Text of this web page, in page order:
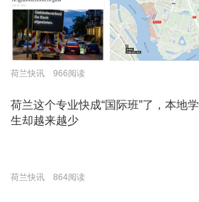
荷兰快讯 966阅读
荷兰这个专业快成“国际班”了，本地学
生却越来越少
荷兰快讯 864阅读